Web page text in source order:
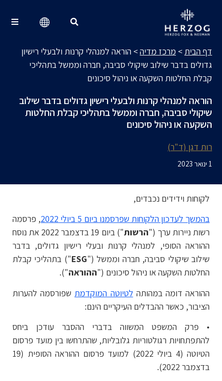
דף הבית > מרכז מדיה> הוראה למנהלי קרנות ולבעלי רישיון
גדולים בדבר שילוב שיקולי סביבה, חברה וממשל בתהליכי
קבלת החלטות השקעה או ניהול סיכונים
הוראה למנהלי קרנות ולבעלי רישיון גדולים בדבר שילוב
שיקולי סביבה, חברה וממשל בתהליכי קבלת החלטות
השקעה או ניהול סיכונים
רות דגן (ד"ר)
1 ינואר 2023
לקוחות וידידים נכבדים,
בהמשך לעדכון הלקוחות שפרסמנו ביום 5 ביולי 2022
, פרסמה
רשות ניירות ערך ("הרשות
") ביום 19 בדצמבר 2022 את נוסח
ההוראה הסופי, למנהלי קרנות ובעלי רישיון גדולים, בדבר
שילוב שיקולי סביבה, חברה וממשל ("ESG") בתהליכי קבלת
החלטות השקעה או ניהול סיכונים ("ההוראה").
ההוראה דומה במהותה לטיוטה המוקדמת שפורסמה להערות
הציבור, כאשר ההבדלים העיקריים הינם:
• פרק המשפט המשווה בדברי ההסבר עודכן ביחס
להתפתחויות רגולטוריות גלובליות, שהתרחשו בין מועד פרסום
הטיוטה (4 ביולי 2022) למועד פרסום ההוראה הסופית (19
בדצמבר 2022).